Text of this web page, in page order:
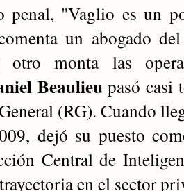
penal, "Vaglio es un
un abogado
monta las
Beaulieupasó casi
(RG). Cuando
dejó su puesto
Central de
en el sector